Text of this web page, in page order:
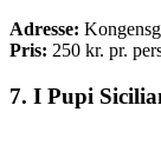
Adresse:
Pris: 250 kr. pr.
7. I Pupi